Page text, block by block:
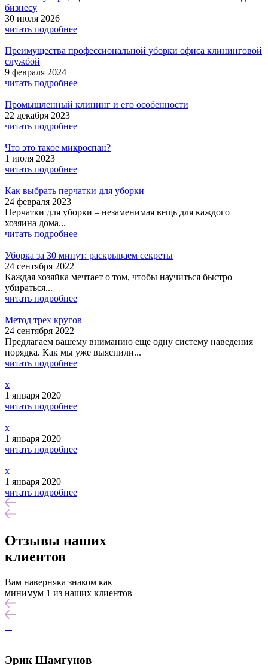
бизнесу
30 июля 2026
читать подробнее
Преимущества профессиональной уборки офиса клининговой
службой
9 февраля 2024
читать подробнее
Промышленный клининг и его особенности
22 декабря 2023
читать подробнее
Что это такое микроспан?
1 июля 2023
читать подробнее
Как выбрать перчатки для уборки
24 февраля 2023
Перчатки для уборки – незаменимая вещь для каждого
хозяина дома...
читать подробнее
Уборка за 30 минут: раскрываем секреты
24 сентября 2022
Каждая хозяйка мечтает о том, чтобы научиться быстро
убираться...
читать подробнее
Метод трех кругов
24 сентября 2022
Предлагаем вашему вниманию еще одну систему наведения
порядка. Как мы уже выяснили...
читать подробнее
x
1 января 2020
читать подробнее
x
1 января 2020
читать подробнее
x
1 января 2020
читать подробнее
Отзывы наших
клиентов
Вам наверняка знаком как
минимум 1 из наших клиентов
Эрик Шамгунов